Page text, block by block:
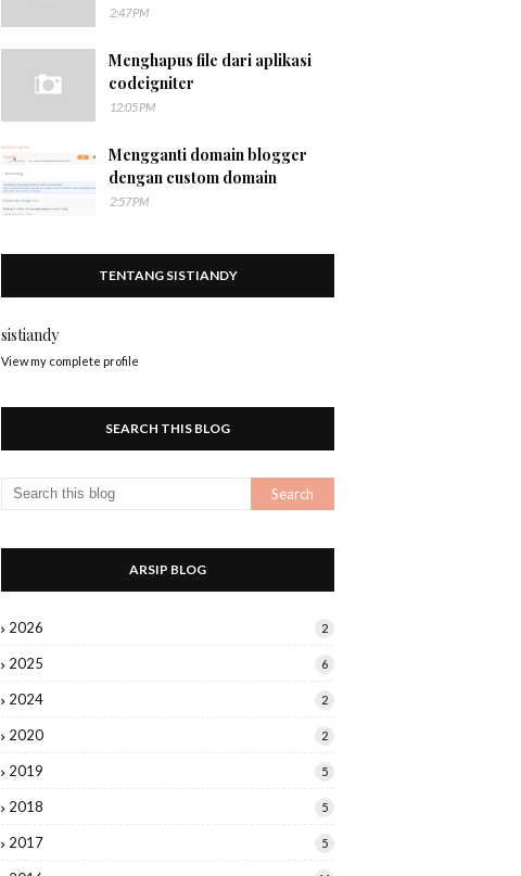
2:47 PM
Menghapus file dari aplikasi
codeigniter
12:05 PM
Mengganti domain blogger
dengan custom domain
2:57 PM
TENTANG SISTIANDY
sistiandy
View my complete profile
SEARCH THIS BLOG
ARSIP BLOG
2026 2
2025 6
2024 2
2020 2
2019 5
2018 5
2017 5